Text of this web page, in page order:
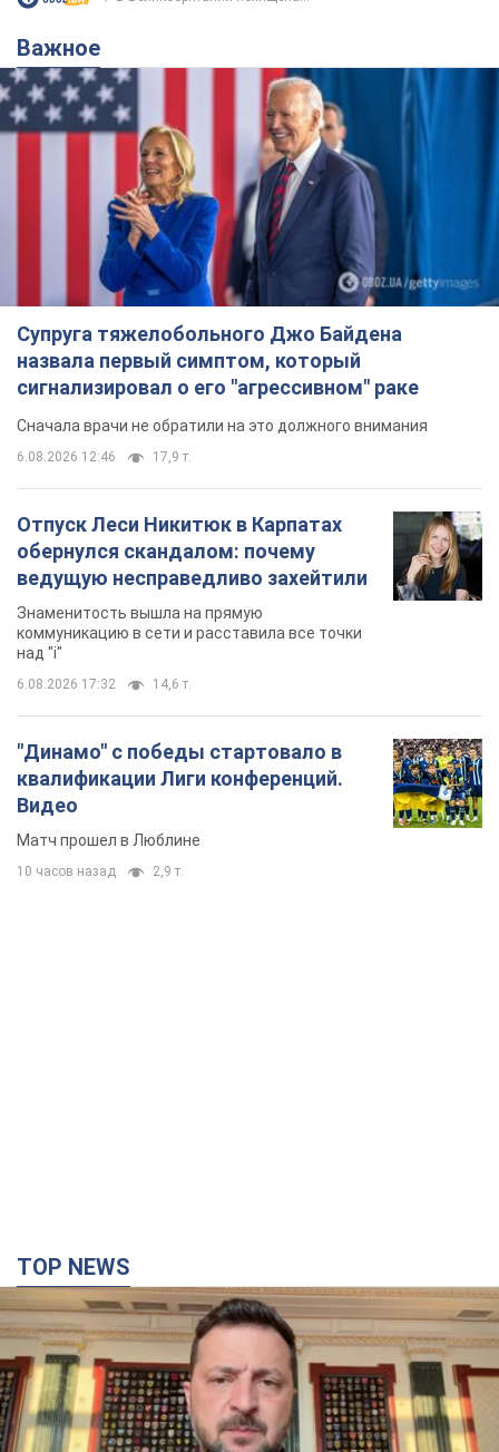
Важное
Супруга тяжелобольного Джо Байдена
назвала первый симптом, который
сигнализировал о его "агрессивном" раке
Сначала врачи не обратили на это должного внимания
6.08.2026 12:46 17,9 т.
Отпуск Леси Никитюк в Карпатах
обернулся скандалом: почему
ведущую несправедливо захейтили
Знаменитость вышла на прямую
коммуникацию в сети и расставила все точки
над "i"
6.08.2026 17:32 14,6 т.
"Динамо" с победы стартовало в
квалификации Лиги конференций.
Видео
Матч прошел в Люблине
10 часов назад 2,9 т.
TOP NEWS